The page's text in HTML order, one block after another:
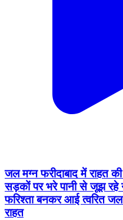
जल मग्न फरीदाबाद में राहत
सड़कों पर भरे पानी से जूझ रहे
फरिश्ता बनकर आई त्वरित
राहत